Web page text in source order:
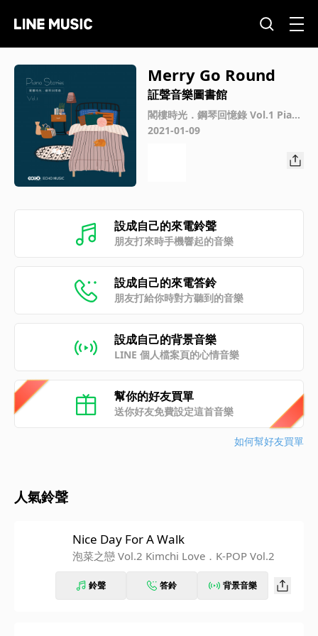
Merry Go Round
証聲音樂圖書館
閣樓時光．鋼琴回憶錄 Vol.1 Pian
o Stories Vol.1
2021-01-09
設成自己的來電鈴聲
朋友打來時手機響起的音樂
設成自己的來電答鈴
朋友打給你時對方聽到的音樂
設成自己的背景音樂
LINE 個人檔案頁的心情音樂
幫你的好友買單
送你好友免費設定這首音樂
如何幫好友買單
人氣鈴聲
Nice Day For A Walk
泡菜之戀 Vol.2 Kimchi Love．K-POP Vol.2
鈴聲 答鈴 背景音樂